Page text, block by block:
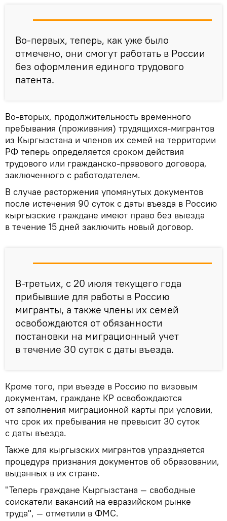
Во-первых, теперь, как уже было
отмечено, они смогут работать в России
без оформления единого трудового
патента.
Во-вторых, продолжительность временного
пребывания (проживания) трудящихся-мигрантов
из Кыргызстана и членов их семей на территории
РФ теперь определяется сроком действия
трудового или гражданско-правового договора,
заключенного с работодателем.
В случае расторжения упомянутых документов
после истечения 90 суток с даты въезда в Россию
кыргызские граждане имеют право без выезда
в течение 15 дней заключить новый договор.
В-третьих, с 20 июля текущего года
прибывшие для работы в Россию
мигранты, а также члены их семей
освобождаются от обязанности
постановки на миграционный учет
в течение 30 суток с даты въезда.
Кроме того, при въезде в Россию по визовым
документам, граждане КР освобождаются
от заполнения миграционной карты при условии,
что срок их пребывания не превысит 30 суток
с даты въезда.
Также для кыргызских мигрантов упраздняется
процедура признания документов об образовании,
выданных в их стране.
"Теперь граждане Кыргызстана — свободные
соискатели вакансий на евразийском рынке
труда", — отметили в ФМС.